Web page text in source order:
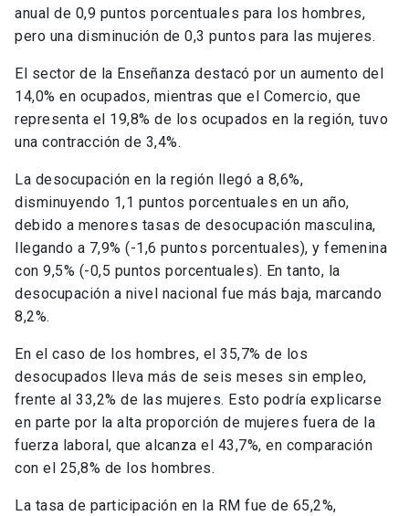
anual de 0,9 puntos porcentuales para los hombres,
pero una disminución de 0,3 puntos para las mujeres.
El sector de la Enseñanza destacó por un aumento del
14,0% en ocupados, mientras que el Comercio, que
representa el 19,8% de los ocupados en la región, tuvo
una contracción de 3,4%.
La desocupación en la región llegó a 8,6%,
disminuyendo 1,1 puntos porcentuales en un año,
debido a menores tasas de desocupación masculina,
llegando a 7,9% (-1,6 puntos porcentuales), y femenina
con 9,5% (-0,5 puntos porcentuales). En tanto, la
desocupación a nivel nacional fue más baja, marcando
8,2%.
En el caso de los hombres, el 35,7% de los
desocupados lleva más de seis meses sin empleo,
frente al 33,2% de las mujeres. Esto podría explicarse
en parte por la alta proporción de mujeres fuera de la
fuerza laboral, que alcanza el 43,7%, en comparación
con el 25,8% de los hombres.
La tasa de participación en la RM fue de 65,2%,